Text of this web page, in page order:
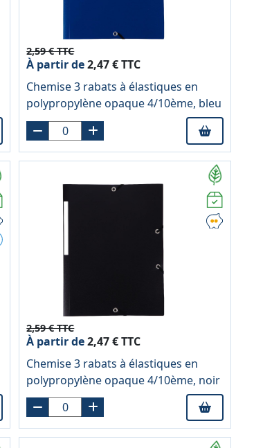
2,59 € TTC
À partir de2,47 € TTC
Chemise 3 rabats à élastiques en
polypropylène opaque 4/10ème, bleu
2,59 € TTC
À partir de2,47 € TTC
Chemise 3 rabats à élastiques en
polypropylène opaque 4/10ème, noir